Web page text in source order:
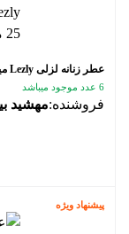
عطر زنانه لزلی Lezly میدنایت رز حجم 25 میلی لیتر
6 عدد موجود میباشد
فروشنده:مهشید
پیشنهاد ویژه